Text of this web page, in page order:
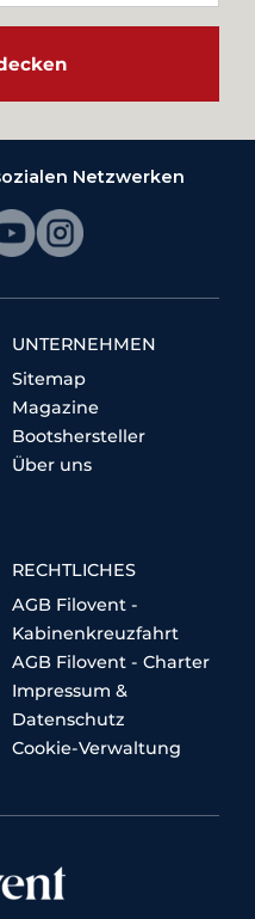
Netzwerken
UNTERNEHMEN
Sitemap
Magazine
Bootshersteller
Über uns
RECHTLICHES
AGB Filovent -
Kabinenkreuzfahrt
AGB Filovent - Charter
Impressum &
Datenschutz
Cookie-Verwaltung